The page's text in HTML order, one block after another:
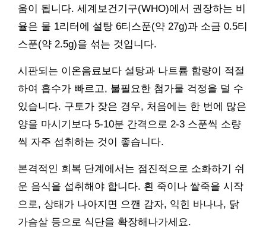
움이 됩니다. 세계보건기구(WHO)에서 권장하는 비
율은 물 1리터에 설탕 6티스푼(약 27g)과 소금 0.5티
스푼(약 2.5g)을 섞는 것입니다.
시판되는 이온음료보다 설탕과 나트륨 함량이 적절
하여 흡수가 빠르고, 불필요한 첨가물 걱정을 덜 수
있습니다. 구토가 잦은 경우, 처음에는 한 번에 많은
양을 마시기보다 5-10분 간격으로 2-3 스푼씩 소량
씩 자주 섭취하는 것이 좋습니다.
본격적인 회복 단계에서는 점진적으로 소화하기 쉬
운 음식을 섭취해야 합니다. 흰 죽이나 쌀죽을 시작
으로, 상태가 나아지면 으깬 감자, 익힌 바나나, 닭
가슴살 등으로 식단을 확장해나가세요.